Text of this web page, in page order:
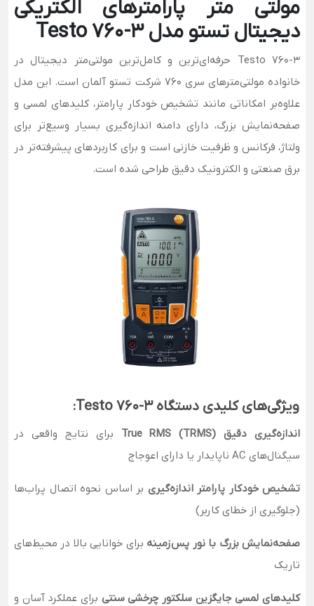
مولتی متر پارامترهای الکتریکی
دیجیتال تستو مدل Testo 760-3
Testo 760-3 حرفه‌ای‌ترین و کامل‌ترین مولتی‌متر دیجیتال در
خانواده مولتی‌مترهای سری 760 شرکت تستو آلمان است. این مدل
علاوه‌بر امکاناتی مانند تشخیص خودکار پارامتر، کلیدهای لمسی و
صفحه‌نمایش بزرگ، دارای دامنه اندازه‌گیری بسیار وسیع‌تر برای
ولتاژ، فرکانس و ظرفیت خازنی است و برای کاربردهای پیشرفته‌تر در
برق صنعتی و الکترونیک دقیق طراحی شده است.
ویژگی‌های کلیدی دستگاه Testo 760-3:
اندازه‌گیری دقیق True RMS (TRMS)
برای نتایج واقعی در
سیگنال‌های AC ناپایدار یا دارای اعوجاج
تشخیص خودکار پارامتر اندازه‌گیری بر اساس نحوه اتصال پراب‌ها
(جلوگیری از خطای کاربر)
صفحه‌نمایش بزرگ با نور پس‌زمینه برای خوانایی بالا در محیط‌های
تاریک
کلیدهای لمسی جایگزین سلکتور چرخشی سنتی برای عملکرد آسان و